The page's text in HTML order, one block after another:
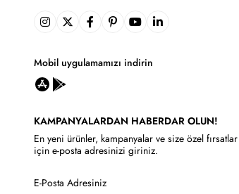
Mobil uygulamamızı indirin
KAMPANYALARDAN HABERDAR OLUN!
En yeni ürünler, kampanyalar ve size özel fırsatlar
için e-posta adresinizi giriniz.